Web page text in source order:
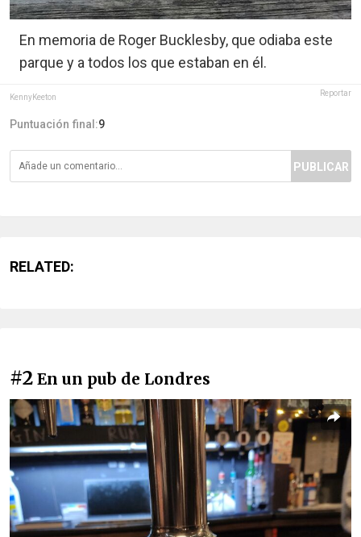
En memoria de Roger Bucklesby, que odiaba este
parque y a todos los que estaban en él.
KennyKeeton Reportar
Puntuación final:9
PUBLICAR
RELATED:
#2 En un pub de Londres